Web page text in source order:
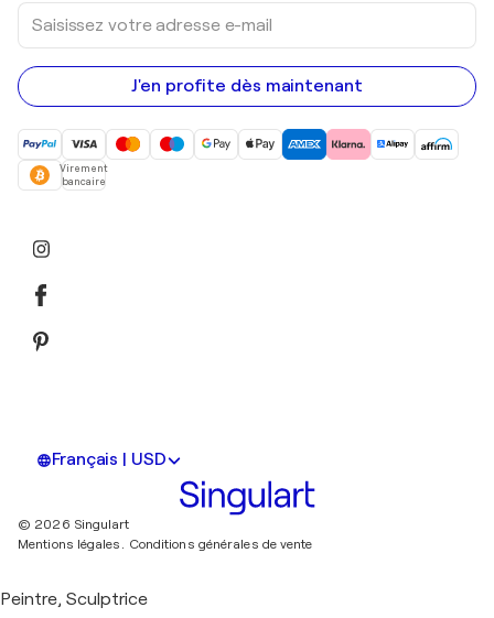
Saisissez
votre
adresse
e-
mail
J'en profite dès maintenant
Virement
bancaire
Français | USD
© 2026 Singulart
Mentions légales. Conditions générales de vente
Peintre, Sculptrice